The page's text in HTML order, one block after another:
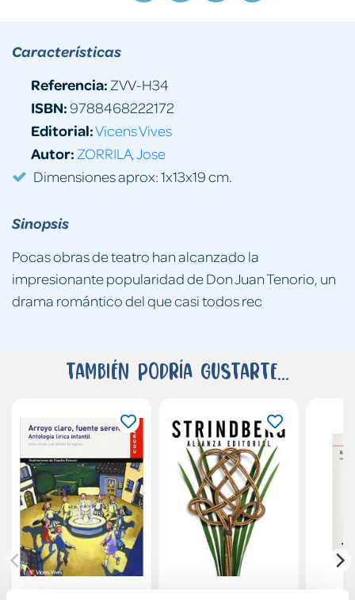
Sinopsis
Pocas obras de teatro han alcanzado la
impresionante popularidad de Don Juan Tenorio, un
drama romántico del que casi todos rec
Características
Referencia: ZVV-H34
ISBN:9788468222172
Editorial:Vicens Vives
Autor: ZORRILA, Jose
Dimensiones aprox: 1x13x19 cm.
También podría gustarte...